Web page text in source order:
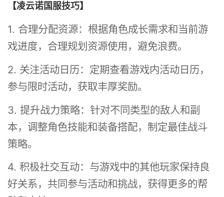
【凌云诺国服技巧】
1. 合理分配资源：根据角色成长需求和当前游
戏进度，合理规划资源使用，避免浪费。
2. 关注活动日历：定期查看游戏内活动日历，
参与限时活动，获取丰厚奖励。
3. 提升战力策略：针对不同类型的敌人和副
本，调整角色技能和装备搭配，制定最佳战斗
策略。
4. 积极社交互动：与游戏中的其他玩家保持良
好关系，共同参与活动和挑战，获得更多的帮